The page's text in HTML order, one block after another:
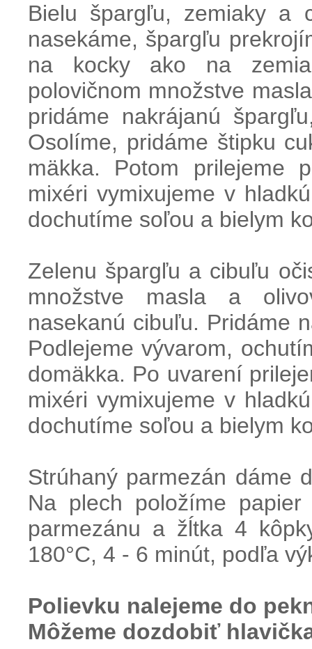
Bielu špargľu, zemiaky a
nasekáme, špargľu
na kocky ako na
polovičnom množstve
pridáme nakrájanú
Osolíme, pridáme štipku
mäkka. Potom prilejeme
mixéri vymixujeme v
dochutíme soľou a bielym
Zelenu špargľu a cibuľu
množstve masla a
nasekanú cibuľu. Pridáme
Podlejeme vývarom,
domäkka. Po uvarení
mixéri vymixujeme v
dochutíme soľou a bielym
Strúhaný parmezán dáme
Na plech položíme
parmezánu a žĺtka 4
180°C, 4 - 6 minút, podľa
Polievku nalejeme do
Môžeme dozdobiť